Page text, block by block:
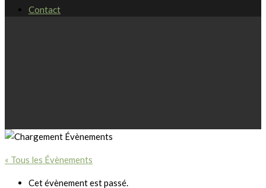
Contact
« Tous les Évènements
Cet évènement est passé.